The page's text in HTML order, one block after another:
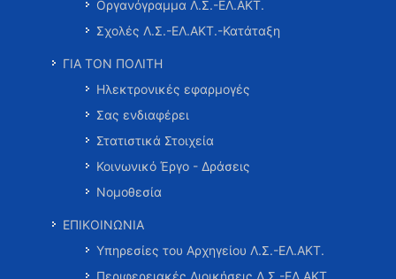
Οργανόγραμμα Λ.Σ.-ΕΛ.ΑΚΤ.
Σχολές Λ.Σ.-ΕΛ.ΑΚΤ.-Κατάταξη
ΓΙΑ ΤΟΝ ΠΟΛΙΤΗ
Ηλεκτρονικές εφαρμογές
Σας ενδιαφέρει
Στατιστικά Στοιχεία
Κοινωνικό Έργο - Δράσεις
Νομοθεσία
ΕΠΙΚΟΙΝΩΝΙΑ
Υπηρεσίες του Αρχηγείου Λ.Σ.-ΕΛ.ΑΚΤ.
Περιφερειακές Διοικήσεις Λ.Σ.-ΕΛ.ΑΚΤ.